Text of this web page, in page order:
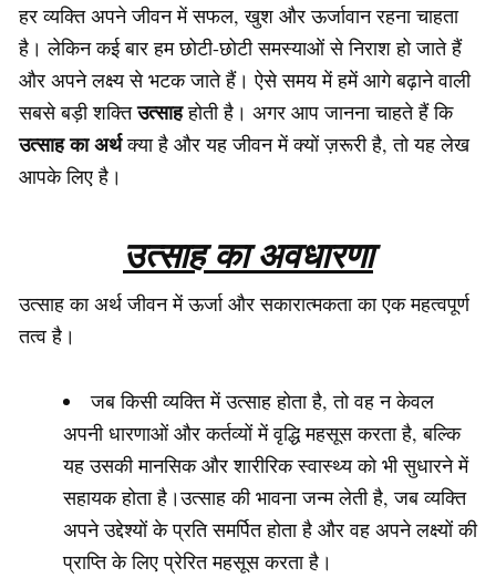
हर व्यक्ति अपने जीवन में सफल, खुश और ऊर्जावान रहना चाहता
है। लेकिन कई बार हम छोटी-छोटी समस्याओं से निराश हो जाते हैं
और अपने लक्ष्य से भटक जाते हैं। ऐसे समय में हमें आगे बढ़ाने वाली
सबसे बड़ी शक्तिउत्साहहोती है। अगर आप जानना चाहते हैं कि
उत्साह का अर्थक्या है और यह जीवन में क्यों ज़रूरी है, तो यह लेख
आपके लिए है।
उत्साह का अवधारणा
उत्साह का अर्थ जीवन में ऊर्जा और सकारात्मकता का एक महत्वपूर्ण
तत्व है।
जब किसी व्यक्ति में उत्साह होता है, तो वह न केवल
अपनी धारणाओं और कर्तव्यों में वृद्धि महसूस करता है, बल्कि
यह उसकी मानसिक और शारीरिक स्वास्थ्य को भी सुधारने में
सहायक होता है।उत्साह की भावना जन्म लेती है, जब व्यक्ति
अपने उद्देश्यों के प्रति समर्पित होता है और वह अपने लक्ष्यों की
प्राप्ति के लिए प्रेरित महसूस करता है।